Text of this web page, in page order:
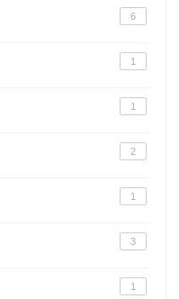
6
1
1
2
1
3
1